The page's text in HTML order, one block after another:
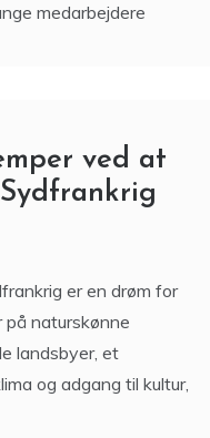
medarbejdere
ved at
er en drøm for
på naturskønne
landsbyer, et
og adgang til kultur,